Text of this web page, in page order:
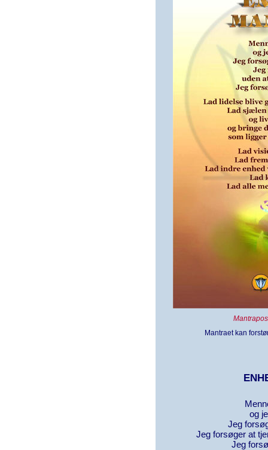
Mantraet kan
og
Jeg
Jeg forsøger at
Jeg